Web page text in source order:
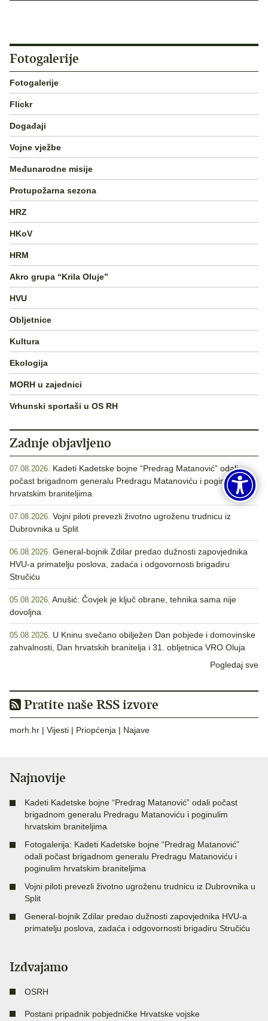
Fotogalerije
Fotogalerije
Flickr
Događaji
Vojne vježbe
Međunarodne misije
Protupožarna sezona
HRZ
HKoV
HRM
Akro grupa “Krila Oluje”
HVU
Obljetnice
Kultura
Ekologija
MORH u zajednici
Vrhunski sportaši u OS RH
Zadnje objavljeno
07.08.2026. Kadeti Kadetske bojne “Predrag Matanović” odali
počast brigadnom generalu Predragu Matanoviću i poginulim
hrvatskim braniteljima
07.08.2026. Vojni piloti prevezli životno ugroženu trudnicu iz
Dubrovnika u Split
06.08.2026. General-bojnik Zdilar predao dužnosti zapovjednika
HVU-a primatelju poslova, zadaća i odgovornosti brigadiru
Stručiću
05.08.2026. Anušić: Čovjek je ključ obrane, tehnika sama nije
dovoljna
05.08.2026. U Kninu svečano obilježen Dan pobjede i domovinske
zahvalnosti, Dan hrvatskih branitelja i 31. obljetnica VRO Oluja
Pogledaj sve
Pratite naše RSS izvore
morh.hr | Vijesti | Priopćenja | Najave
Najnovije
Kadeti Kadetske bojne “Predrag Matanović” odali počast
brigadnom generalu Predragu Matanoviću i poginulim
hrvatskim braniteljima
Fotogalerija: Kadeti Kadetske bojne “Predrag Matanović”
odali počast brigadnom generalu Predragu Matanoviću i
poginulim hrvatskim braniteljima
Vojni piloti prevezli životno ugroženu trudnicu iz Dubrovnika u
Split
General-bojnik Zdilar predao dužnosti zapovjednika HVU-a
primatelju poslova, zadaća i odgovornosti brigadiru Stručiću
Izdvajamo
OSRH
Postani pripadnik pobjedničke Hrvatske vojske